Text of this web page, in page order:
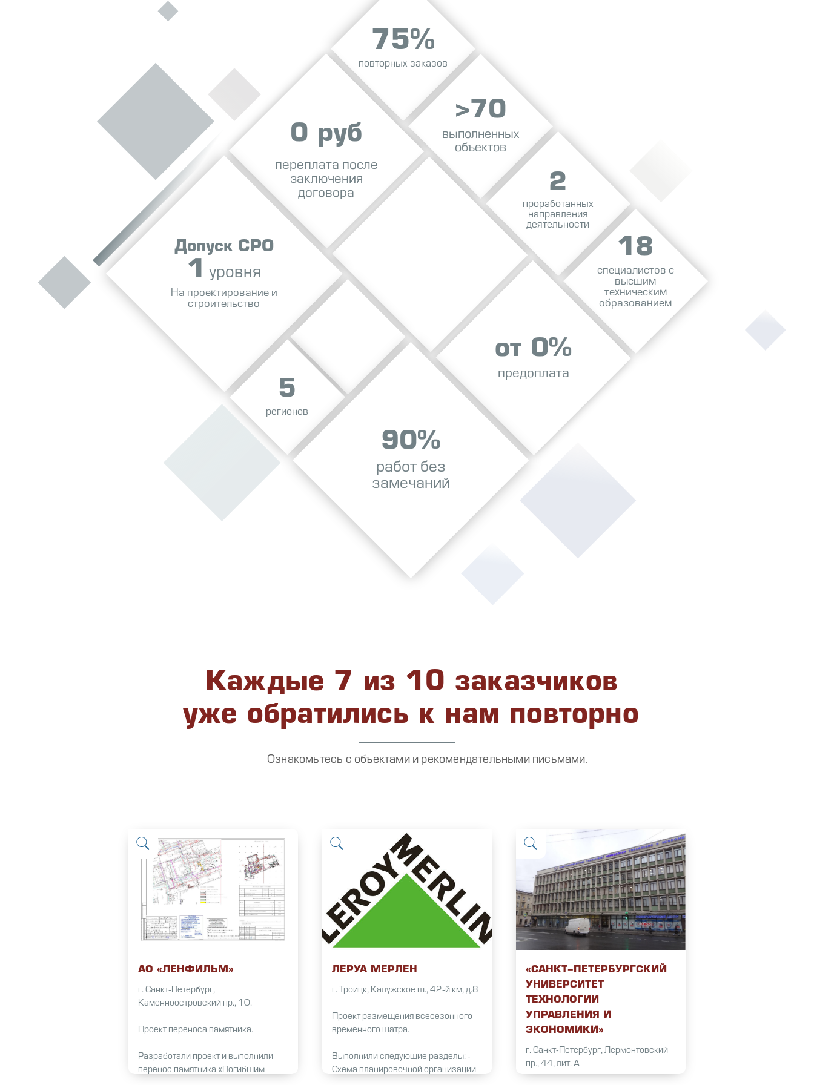
75%
повторных заказов
>70
выполненных
объектов
2
проработанных
направления
деятельности
18
специалистов с
высшим
техническим
образованием
0 руб
переплата после
заключения
договора
от 0%
предоплата
Допуск СРО
1 уровня
На проектирование и
строительство
5
регионов
90%
работ без
замечаний
Каждые 7 из 10 заказчиков
уже обратились к нам повторно
Ознакомьтесь с объектами и рекомендательными письмами.
АО «ЛЕНФИЛЬМ»
г. Санкт-Петербург,
Каменноостровский пр., 10.
Проект переноса памятника.
Разработали проект и выполнили
перенос памятника «Погибшим
ЛЕРУА МЕРЛЕН
г. Троицк, Калужское ш., 42-й км, д.8
Проект размещения всесезонного
временного шатра.
Выполнили следующие разделы: -
Схема планировочной организации
«САНКТ-ПЕТЕРБУРГСКИЙ
УНИВЕРСИТЕТ
ТЕХНОЛОГИИ
УПРАВЛЕНИЯ И
ЭКОНОМИКИ»
г. Санкт-Петербург, Лермонтовский
пр., 44, лит. А